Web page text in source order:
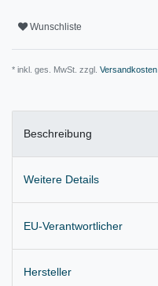
Wunschliste
* inkl. ges. MwSt. zzgl. Versandkosten
Beschreibung
Weitere Details
EU-Verantwortlicher
Hersteller